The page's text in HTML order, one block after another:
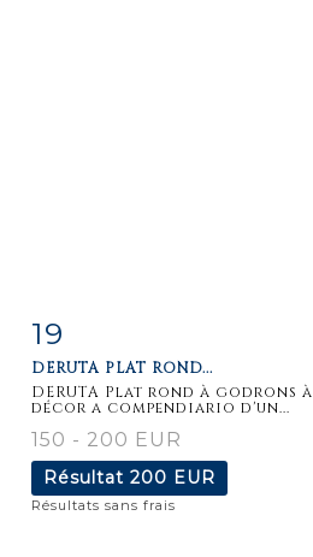
détaillée
19
DERUTA PLAT ROND...
DERUTA Plat rond à godrons à
décor a compendiario d'un...
150 - 200 EUR
Résultat 200 EUR
Résultats sans frais